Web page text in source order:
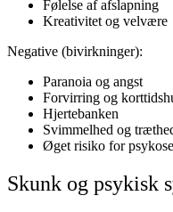
Følelse af afslapning
Kreativitet og velvære
Negative (bivirkninger):
Paranoia og angst
Forvirring og
Hjertebanken
Svimmelhed og
Øget risiko for
Skunk og psykisk